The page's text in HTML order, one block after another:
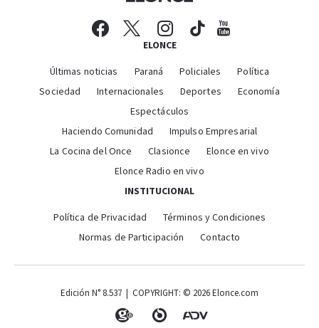
ELONCE
Últimas noticias Paraná Policiales
Política
Sociedad
Internacionales Deportes
Economía
Espectáculos
Haciendo Comunidad
Impulso Empresarial
La Cocina del Once
Clasionce
Elonce en vivo
Elonce Radio en vivo
INSTITUCIONAL
Política de Privacidad
Términos y Condiciones
Normas de Participación
Contacto
Edición N° 8.537 | COPYRIGHT: © 2026 Elonce.com